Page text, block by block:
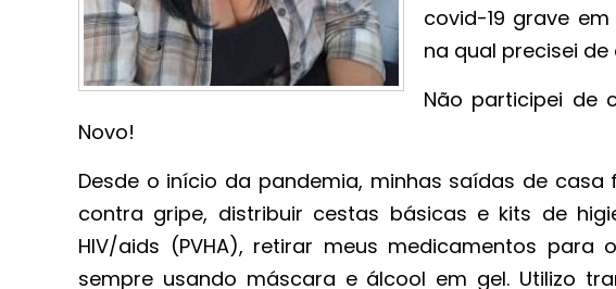
covid-19 grave
na qual precisei de
Não participei de
Novo!
Desde o início da pandemia, minhas saídas de
contra gripe, distribuir cestas básicas e kits de
HIV/aids (PVHA), retirar meus medicamentos
sempre usando máscara e álcool em gel. Utilizo